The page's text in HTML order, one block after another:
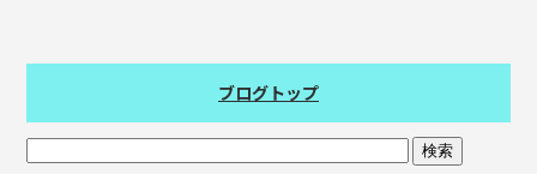
ブログトップ